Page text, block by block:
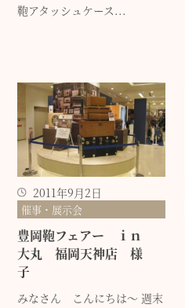
鞄アタッシュケース...
2011年9月2日
催事・展示会
豊岡鞄フェアー ｉｎ
大丸 福岡天神店 様
子
みなさん こんにちは～ 週末